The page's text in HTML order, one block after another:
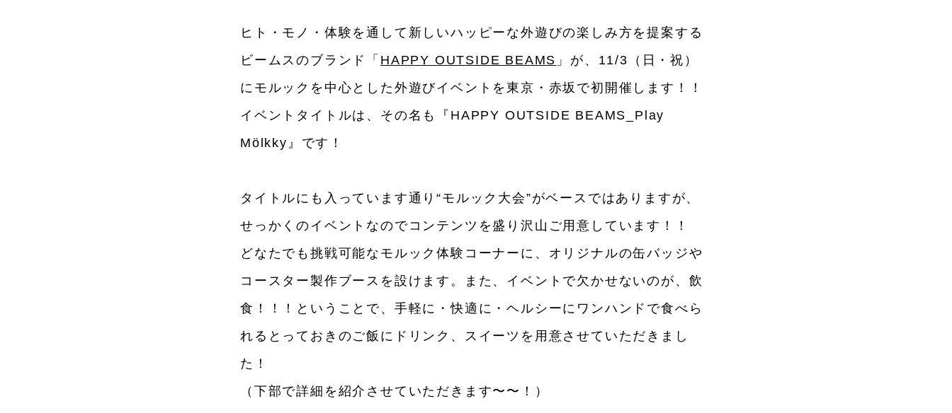
ヒト・モノ・体験を通して新しいハッピーな外遊びの楽しみ方を提案する
ビームスのブランド「 HAPPY OUTSIDE BEAMS 」が、11/3（日・祝）
にモルックを中心とした外遊びイベントを東京・赤坂で初開催します！！
イベントタイトルは、その名も『HAPPY OUTSIDE BEAMS_Play
Mölkky』です！
タイトルにも入っています通り“モルック大会”がベースではありますが、
せっかくのイベントなのでコンテンツを盛り沢山ご用意しています！！
どなたでも挑戦可能なモルック体験コーナーに、オリジナルの缶バッジや
コースター製作ブースを設けます。また、イベントで欠かせないのが、飲
食！！！ということで、手軽に・快適に・ヘルシーにワンハンドで食べら
れるとっておきのご飯にドリンク、スイーツを用意させていただきまし
た！
（下部で詳細を紹介させていただきます〜〜！）
新着一覧 ファッション ファッション小物
インテリア 食器、キッチン ステーショナリー
音楽・本 その他